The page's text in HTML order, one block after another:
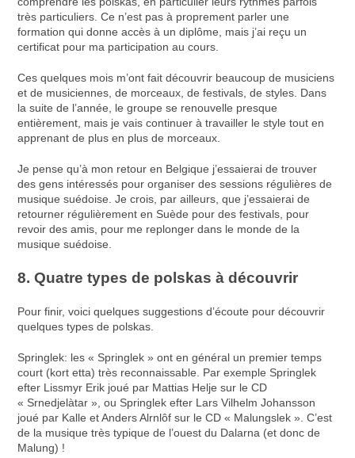
très particuliers. Ce n’est pas à proprement parler une
formation qui donne accès à un diplôme, mais j’ai reçu un
certificat pour ma participation au cours.
Ces quelques mois m’ont fait découvrir beaucoup de musiciens
et de musiciennes, de morceaux, de festivals, de styles. Dans
la suite de l’année, le groupe se renouvelle presque
entièrement, mais je vais continuer à travailler le style tout en
apprenant de plus en plus de morceaux.
Je pense qu’à mon retour en Belgique j’essaierai de trouver
des gens intéressés pour organiser des sessions régulières de
musique suédoise. Je crois, par ailleurs, que j’essaierai de
retourner régulièrement en Suède pour des festivals, pour
revoir des amis, pour me replonger dans le monde de la
musique suédoise.
8. Quatre types de polskas à découvrir
Pour finir, voici quelques suggestions d’écoute pour découvrir
quelques types de polskas.
Springlek: les « Springlek » ont en général un premier temps
court (kort etta) très reconnaissable. Par exemple Springlek
efter Lissmyr Erik joué par Mattias Helje sur le CD
« Srnedjelàtar », ou Springlek efter Lars Vilhelm Johansson
joué par Kalle et Anders Alrnlôf sur le CD « Malungslek ». C’est
de la musique très typique de l’ouest du Dalarna (et donc de
Malung) !